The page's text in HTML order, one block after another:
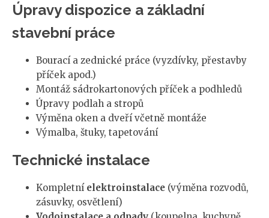
Úpravy dispozice a základní
stavební práce
Bourací a zednické práce (vyzdívky, přestavby
příček apod.)
Montáž sádrokartonových příček a podhledů
Úpravy podlah a stropů
Výměna oken a dveří včetně montáže
Výmalba, štuky, tapetování
Technické instalace
Kompletní elektroinstalace (výměna rozvodů,
zásuvky, osvětlení)